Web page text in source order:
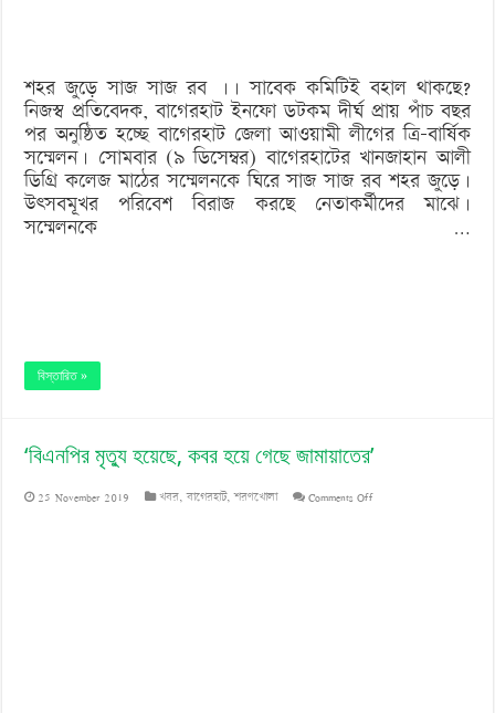
শহর জুড়ে সাজ সাজ রব ।। সাবেক কমিটিই বহাল থাকছে?
নিজস্ব প্রতিবেদক, বাগেরহাট ইনফো ডটকম দীর্ঘ প্রায় পাঁচ বছর
পর অনুষ্ঠিত হচ্ছে বাগেরহাট জেলা আওয়ামী লীগের ত্রি-বার্ষিক
সম্মেলন। সোমবার (৯ ডিসেম্বর) বাগেরহাটের খানজাহান আলী
ডিগ্রি কলেজ মাঠের সম্মেলনকে ঘিরে সাজ সাজ রব শহর জুড়ে।
উৎসবমূখর পরিবেশ বিরাজ করছে নেতাকর্মীদের মাঝে।
সম্মেলনকে …
বিস্তারিত »
‘বিএনপির মৃত্যু হয়েছে, কবর হয়ে গেছে জামায়াতের’
25 November 2019 খবর,বাগেরহাট,শরণখোলা Comments Offon